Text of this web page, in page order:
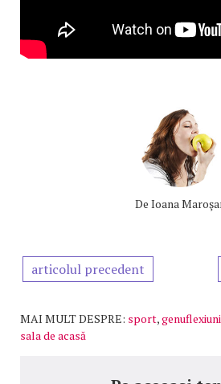
De Ioana
articolul precedent
MAI MULT DESPRE: sport,genuflexiuni
sala de acasă